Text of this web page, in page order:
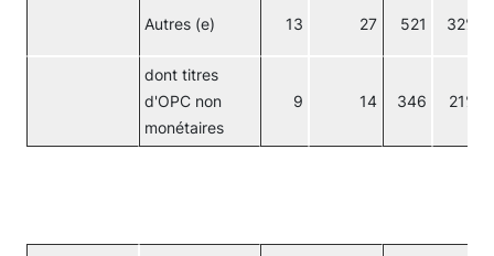
Autres (e) 13 27 521 32%
dont titres
d'OPC non
monétaires
9 14 346 21%